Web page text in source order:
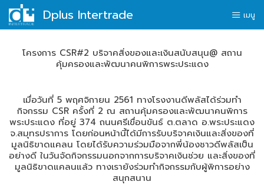
Skip
Dplus Intertrade เมนู
หน้าแรก
แบรนด์ผลิตภัณฑ์
ข่าวสารชาว Dplus
ร่วมงานกับเรา
ติดต่อเรา
โครงการ CSR#2 บริจาคสิ่งของและเงินสนับสนุน@ สถาน
คุ้มครองและพัฒนาคนพิการพระประแดง
เมื่อวันที่ 5 พฤศจิกายน 2561 ทางโรงงานดีพลัสได้ร่วมทำ
กิจกรรม CSR ครั้งที่ 2 ณ สถานคุ้มครองและพัฒนาคนพิการ
พระประแดง ที่อยู่ 374 ถนนศรีเขื่อนขันธ์ ต.ตลาด อ.พระประแดง
จ.สมุทรปราการ โดยก่อนหน้านี้ได้มีการรับบริจาคเงินและสิ่งของที่
มูลนิธิขาดแคลน โดยได้รับความร่วมมือจากพี่น้องชาวดีพลัสเป็น
อย่างดี ในวันจัดกิจกรรมนอกจากการบริจาคเงินช่วย และสิ่งของที่
มูลนิธิขาดแคลนแล้ว ทางเรายังร่วมทำกิจกรรมกับผู้พิการอย่าง
สนุกสนาน